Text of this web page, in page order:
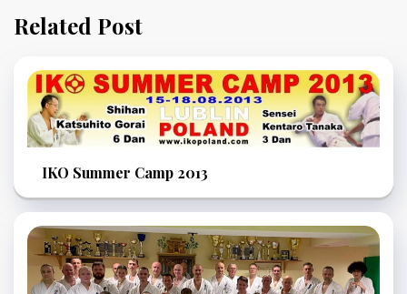
Related Post
IKO Summer Camp 2013